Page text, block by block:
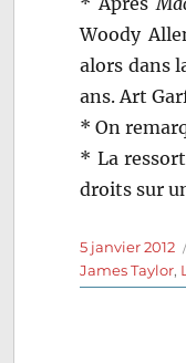
Woody
alors dans
ans. Art
* On
* La
droits sur
Publié
le
5 janvier 2012
James Taylor,